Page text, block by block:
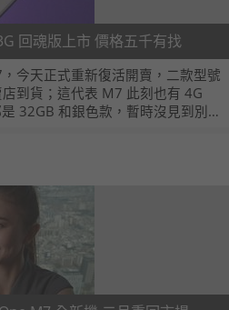
回魂版上市 價格五千有找
今天正式重新復活開賣，二款型號
到貨；這代表 M7 此刻也有 4G
32GB 和銀色款，暫時沒見到別的
今天起陸續送抵 HTC 專賣店通